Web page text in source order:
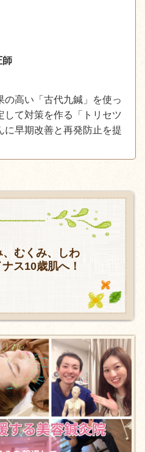
師
高い「古代九鍼」を使っ
して対策を作る「トリセツ
に早期改善と再発防止を提
むくみ、しわ
ス10歳肌へ！